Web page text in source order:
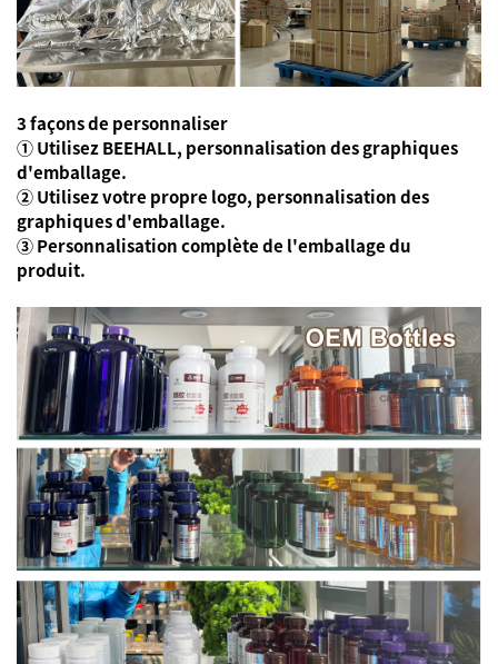
3 façons de personnaliser
① Utilisez BEEHALL, personnalisation des graphiques
d'emballage.
② Utilisez votre propre logo, personnalisation des
graphiques d'emballage.
③ Personnalisation complète de l'emballage du
produit.